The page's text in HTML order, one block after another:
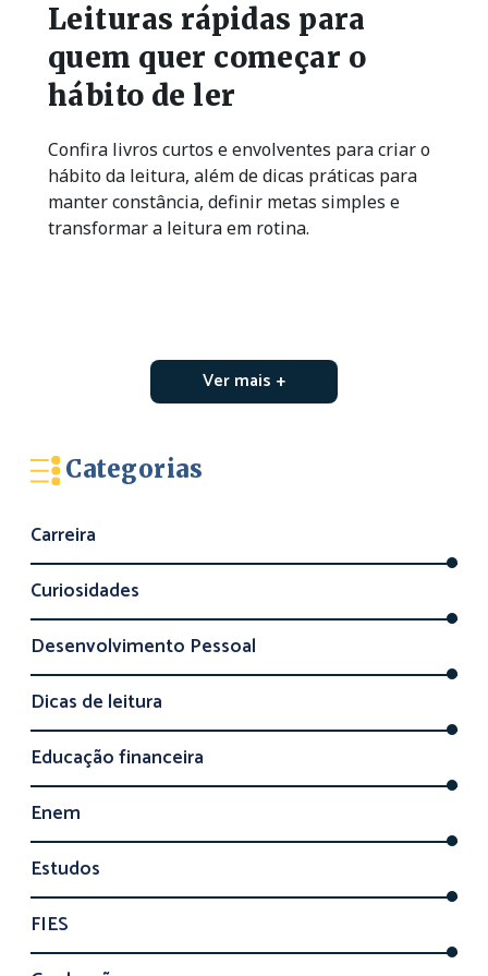
Leituras rápidas para
quem quer começar o
hábito de ler
Confira livros curtos e envolventes para criar o
hábito da leitura, além de dicas práticas para
manter constância, definir metas simples e
transformar a leitura em rotina.
Ver mais +
Categorias
Carreira
Curiosidades
Desenvolvimento Pessoal
Dicas de leitura
Educação financeira
Enem
Estudos
FIES